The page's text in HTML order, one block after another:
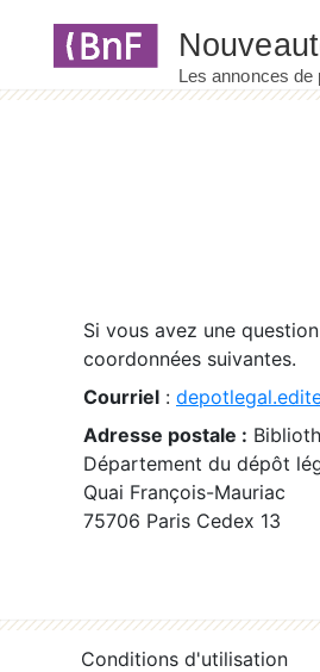
Si vous avez une
coordonnées suivantes.
Courriel :
Adresse postale :
Département du dépôt
Quai François-Mauriac
75706 Paris Cedex 13
Conditions d'utilisation